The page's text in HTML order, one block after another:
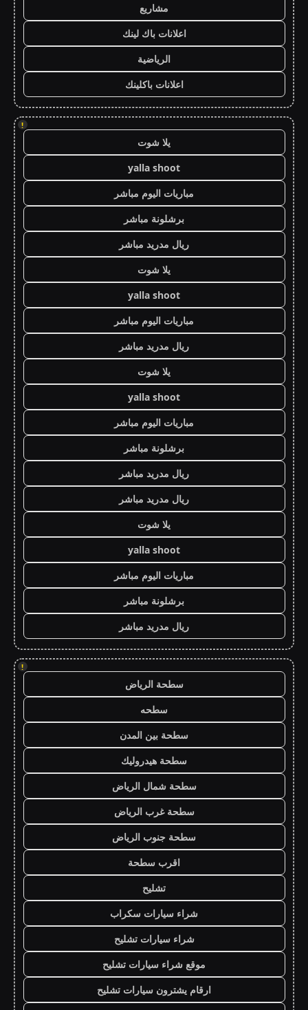
مشاريع
اعلانات باك لينك
الرياضية
اعلانات باكلينك
!
يلا شوت
yalla shoot
مباريات اليوم مباشر
برشلونة مباشر
ريال مدريد مباشر
يلا شوت
yalla shoot
مباريات اليوم مباشر
ريال مدريد مباشر
يلا شوت
yalla shoot
مباريات اليوم مباشر
برشلونة مباشر
ريال مدريد مباشر
ريال مدريد مباشر
يلا شوت
yalla shoot
مباريات اليوم مباشر
برشلونة مباشر
ريال مدريد مباشر
!
سطحة الرياض
سطحه
سطحة بين المدن
سطحة هيدروليك
سطحة شمال الرياض
سطحة غرب الرياض
سطحة جنوب الرياض
اقرب سطحة
تشليح
شراء سيارات سكراب
شراء سيارات تشليح
موقع شراء سيارات تشليح
ارقام يشترون سيارات تشليح